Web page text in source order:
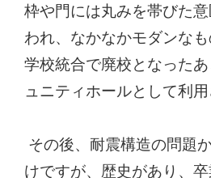
枠や門には丸みを帯びた
われ、なかなかモダンなも
学校統合で廃校となった
ュニティホールとして利用
その後、耐震構造の問題
けですが、歴史があり、